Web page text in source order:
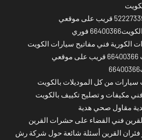
فوري
الكورية فني مفاتيح سيارات الكويت
سيارات من كل الموديلات بالكويت
مكيفات و تصليح تكييف بالكويت
مقاول صحي هدية
فني القضاء على حشرات القرين
فئران القرين أسئلة شائعة حول شركة رش